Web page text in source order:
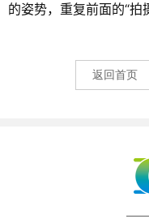
的姿势，重复前面的“拍
返回首页
——